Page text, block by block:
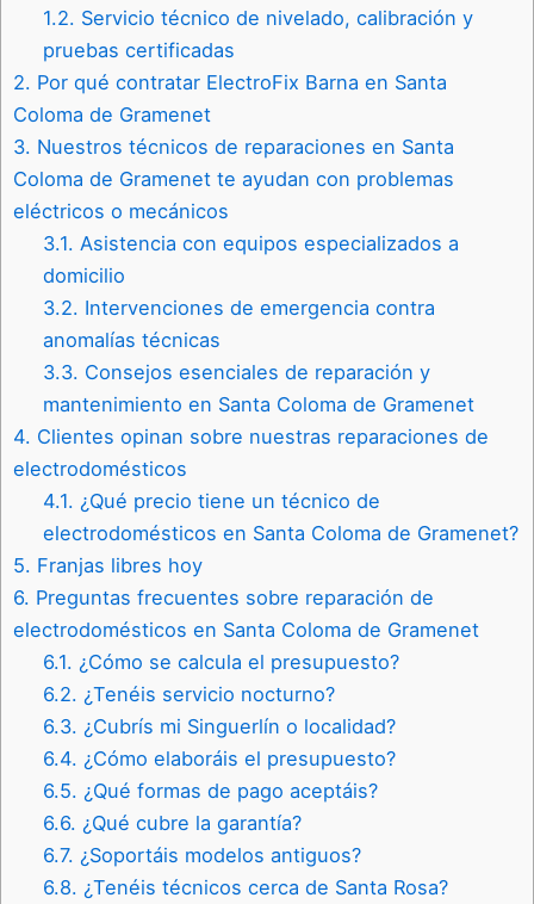
1.2. Servicio técnico de nivelado, calibración y
pruebas certificadas
2. Por qué contratar ElectroFix Barna en Santa
Coloma de Gramenet
3. Nuestros técnicos de reparaciones en Santa
Coloma de Gramenet te ayudan con problemas
eléctricos o mecánicos
3.1. Asistencia con equipos especializados a
domicilio
3.2. Intervenciones de emergencia contra
anomalías técnicas
3.3. Consejos esenciales de reparación y
mantenimiento en Santa Coloma de Gramenet
4. Clientes opinan sobre nuestras reparaciones de
electrodomésticos
4.1. ¿Qué precio tiene un técnico de
electrodomésticos en Santa Coloma de Gramenet?
5. Franjas libres hoy
6. Preguntas frecuentes sobre reparación de
electrodomésticos en Santa Coloma de Gramenet
6.1. ¿Cómo se calcula el presupuesto?
6.2. ¿Tenéis servicio nocturno?
6.3. ¿Cubrís mi Singuerlín o localidad?
6.4. ¿Cómo elaboráis el presupuesto?
6.5. ¿Qué formas de pago aceptáis?
6.6. ¿Qué cubre la garantía?
6.7. ¿Soportáis modelos antiguos?
6.8. ¿Tenéis técnicos cerca de Santa Rosa?